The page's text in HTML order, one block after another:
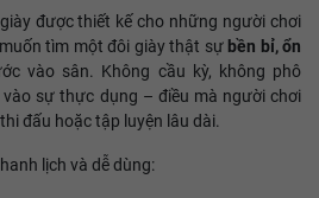
được thiết kế cho những người chơi
tìm một đôi giày thật sự bền bỉ, ổn
vào sân. Không cầu kỳ, không phô
sự thực dụng – điều mà người chơi
đấu hoặc tập luyện lâu dài.
lịch và dễ dùng: